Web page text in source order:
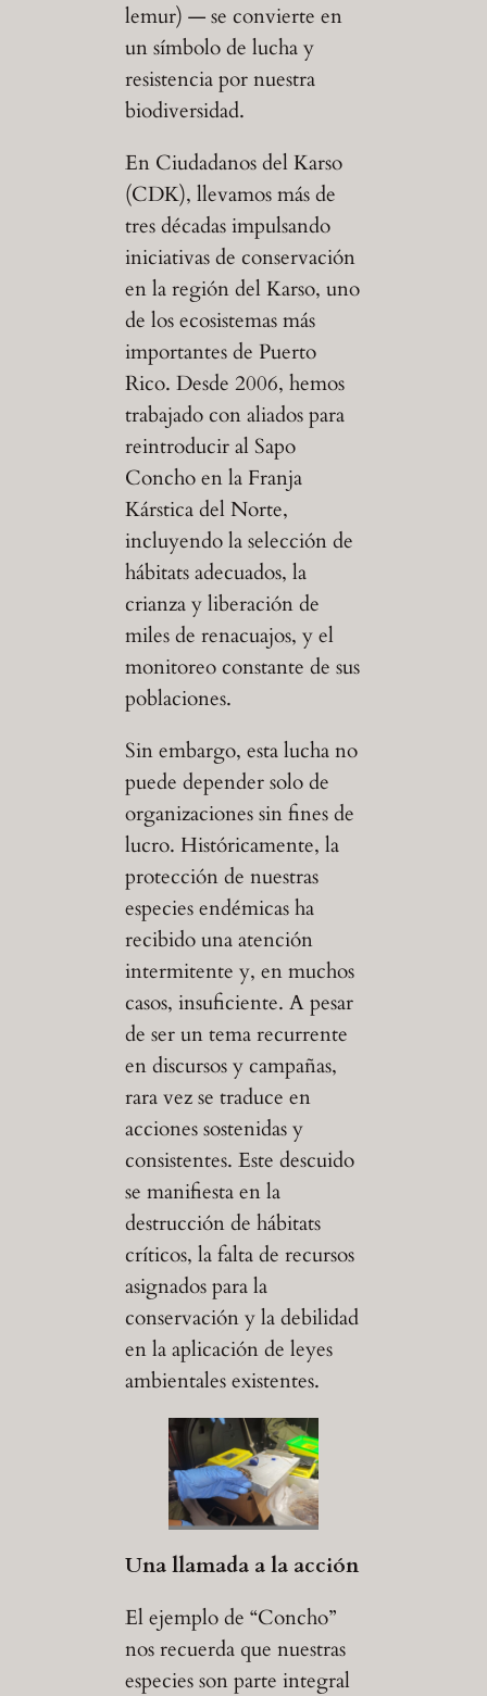
lemur) — se convierte en
un símbolo de lucha y
resistencia por nuestra
biodiversidad.
En Ciudadanos del Karso
(CDK), llevamos más de
tres décadas impulsando
iniciativas de conservación
en la región del Karso, uno
de los ecosistemas más
importantes de Puerto
Rico. Desde 2006, hemos
trabajado con aliados para
reintroducir al Sapo
Concho en la Franja
Kárstica del Norte,
incluyendo la selección de
hábitats adecuados, la
crianza y liberación de
miles de renacuajos, y el
monitoreo constante de sus
poblaciones.
Sin embargo, esta lucha no
puede depender solo de
organizaciones sin fines de
lucro. Históricamente, la
protección de nuestras
especies endémicas ha
recibido una atención
intermitente y, en muchos
casos, insuficiente. A pesar
de ser un tema recurrente
en discursos y campañas,
rara vez se traduce en
acciones sostenidas y
consistentes. Este descuido
se manifiesta en la
destrucción de hábitats
críticos, la falta de recursos
asignados para la
conservación y la debilidad
en la aplicación de leyes
ambientales existentes.
Una llamada a la acción
El ejemplo de “Concho”
nos recuerda que nuestras
especies son parte integral